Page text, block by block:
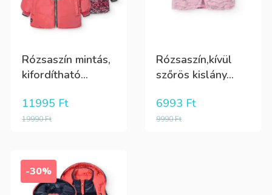
Rózsaszín mintás,
kifordítható...
19990Ft
11995 Ft
Rózsaszín,kívül
szőrös kislány...
9990Ft
6993 Ft
-30%